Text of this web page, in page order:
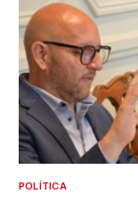
POLÍTICA